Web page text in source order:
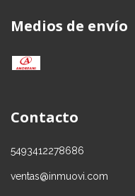
Medios de envío
Contacto
5493412278686
ventas@inmuovi.com